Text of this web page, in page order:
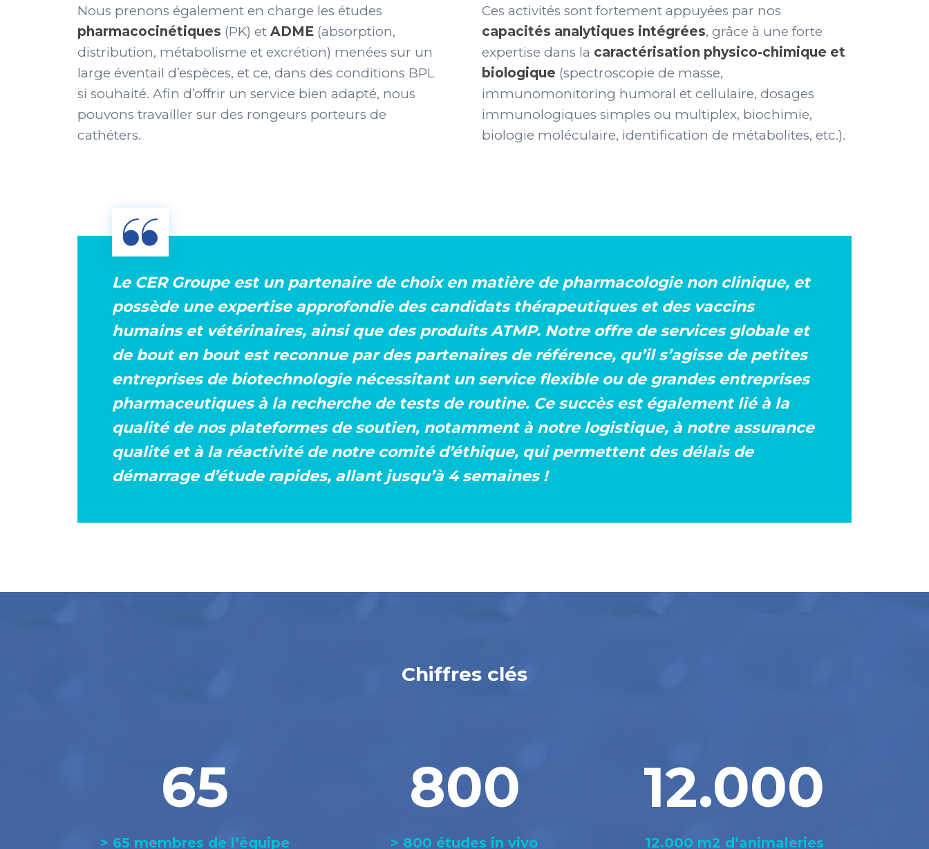
Nous prenons également en charge les études
pharmacocinétiques (PK) et ADME (absorption,
distribution, métabolisme et excrétion) menées sur un
large éventail d’espèces, et ce, dans des conditions BPL
si souhaité. Afin d’offrir un service bien adapté, nous
pouvons travailler sur des rongeurs porteurs de
cathéters.
Ces activités sont fortement appuyées par nos
capacités analytiques intégrées, grâce à une forte
expertise dans la caractérisation physico-chimique et
biologique (spectroscopie de masse,
immunomonitoring humoral et cellulaire, dosages
immunologiques simples ou multiplex, biochimie,
biologie moléculaire, identification de métabolites, etc.).
Le CER Groupe est un partenaire de choix en matière de pharmacologie non clinique, et
possède une expertise approfondie des candidats thérapeutiques et des vaccins
humains et vétérinaires, ainsi que des produits ATMP. Notre offre de services globale et
de bout en bout est reconnue par des partenaires de référence, qu’il s’agisse de petites
entreprises de biotechnologie nécessitant un service flexible ou de grandes entreprises
pharmaceutiques à la recherche de tests de routine. Ce succès est également lié à la
qualité de nos plateformes de soutien, notamment à notre logistique, à notre assurance
qualité et à la réactivité de notre comité d’éthique, qui permettent des délais de
démarrage d’étude rapides, allant jusqu’à 4 semaines !
Chiffres clés
65
> 65 membres de l’équipe
800
> 800 études in vivo
12.000
12.000 m2 d’animaleries